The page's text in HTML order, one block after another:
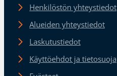
Henkilöstön yhteystiedot
Alueiden yhteystiedot
Laskutustiedot
Käyttöehdot ja tietosuoja